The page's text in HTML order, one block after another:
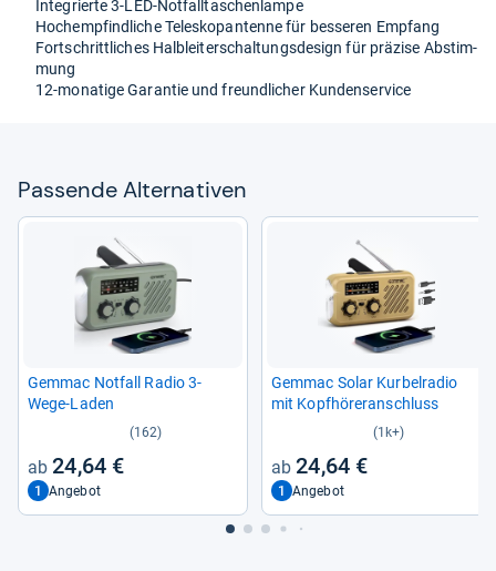
Inte­grierte 3-​LED-​Not­fall­ta­schen­lampe
Hoch­emp­find­li­che Tele­sko­p­an­tenne für bes­se­ren Emp­fang
Fort­schritt­li­ches Halb­leiter­schal­tungs­de­sign für prä­zise Abstim­
mung
12-​mona­tige Garan­tie und freund­li­cher Kun­den­ser­vice
Pas­sende Alter­na­ti­ven
Gem­mac Not­fall Radio 3-​
Wege-​Laden
(162)
24,64 €
1 Angebot
Gem­mac Solar Kur­bel­ra­dio
mit Kopf­hö­rer­an­schluss
(1k+)
24,64 €
1 Angebot